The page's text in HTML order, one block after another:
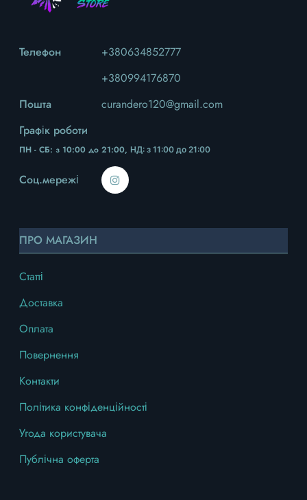
Телефон
+380634852777
+380994176870
Пошта
curandero120@gmail.com
Графік роботи
ПН - СБ: з 10:00 до 21:00, НД: з 11:00 до 21:00
Соц.мережі
ПРО МАГАЗИН
Статті
Доставка
Оплата
Повернення
Контакти
Політика конфіденційності
Угода користувача
Публічна оферта